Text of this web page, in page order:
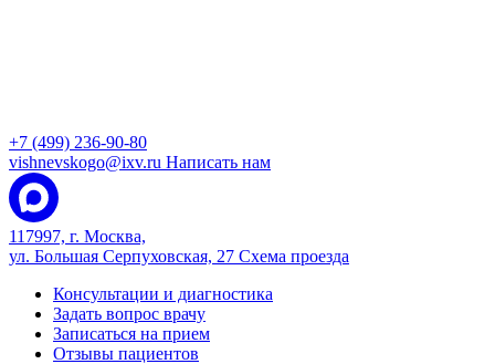
+7 (499) 236-90-80
vishnevskogo@ixv.ru Написать нам
117997, г. Москва,
ул. Большая Серпуховская, 27 Схема проезда
Консультации и диагностика
Задать вопрос врачу
Записаться на прием
Отзывы пациентов